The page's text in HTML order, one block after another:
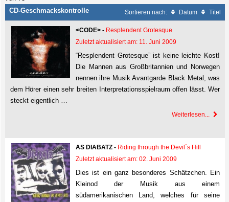
CD-Geschmackskontrolle
Sortieren nach: Datum Titel
<CODE> - Resplendent Grotesque
Zuletzt aktualisiert am: 11. Juni 2009
“Resplendent Grotesque” ist keine leichte Kost!
Die Mannen aus Großbritannien und Norwegen
nennen ihre Musik Avantgarde Black Metal, was
dem Hörer einen sehr breiten Interpretationsspielraum offen lässt. Wer
steckt eigentlich …
Weiterlesen...
AS DIABATZ - Riding through the Devil´s Hill
Zuletzt aktualisiert am: 02. Juni 2009
Dies ist ein ganz besonderes Schätzchen. Ein
Kleinod der Musik aus einem
südamerikanischen Land, welches für seine